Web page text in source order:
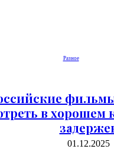
Разное
в хорошем
01.12.2025